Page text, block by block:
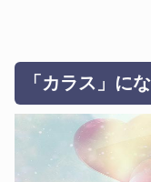
「カラス」に